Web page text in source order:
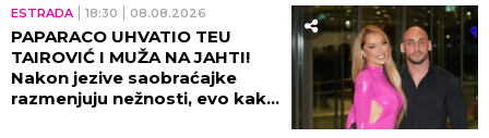
ESTRADA 18:30 08.08.2026
PAPARACO UHVATIO TEU
TAIROVIĆ I MUŽA NA JAHTI!
Nakon jezive saobraćajke
razmenjuju nežnosti, evo kako